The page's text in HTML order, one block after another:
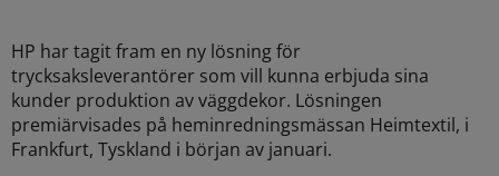
HP har tagit fram en ny lösning för
trycksaksleverantörer som vill kunna erbjuda sina
kunder produktion av väggdekor. Lösningen
premiärvisades på heminredningsmässan Heimtextil, i
Frankfurt, Tyskland i början av januari.